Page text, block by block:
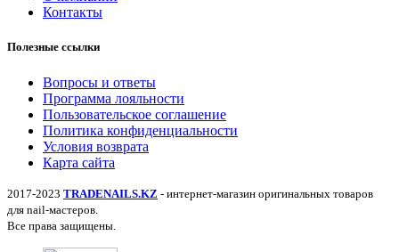
Контакты
Полезные ссылки
Вопросы и ответы
Программа лояльности
Пользовательское соглашение
Политика конфиденциальности
Условия возврата
Карта сайта
2017-2023 TRADENAILS.KZ - интернет-магазин оригинальных товаров
для nail-мастеров.
Все права защищены.